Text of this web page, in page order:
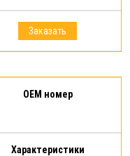
Заказать
OEM номер
Характеристики